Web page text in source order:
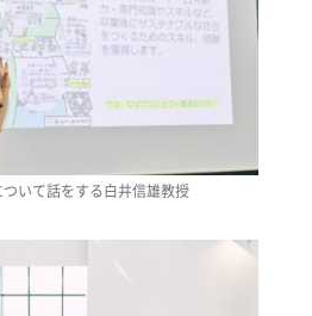
いて話をする白井信雄教授